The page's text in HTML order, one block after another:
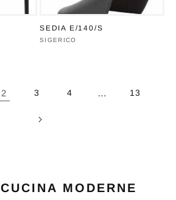
SEDIA E/140/S
Produttore:
SIGERICO
2 3 4 … 13
MODERNE